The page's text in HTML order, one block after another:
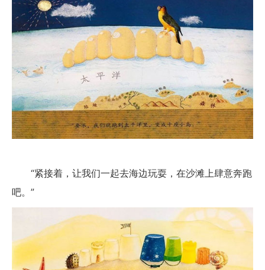
“紧接着，让我们一起去海边玩耍，在沙滩上肆意奔跑
吧。”